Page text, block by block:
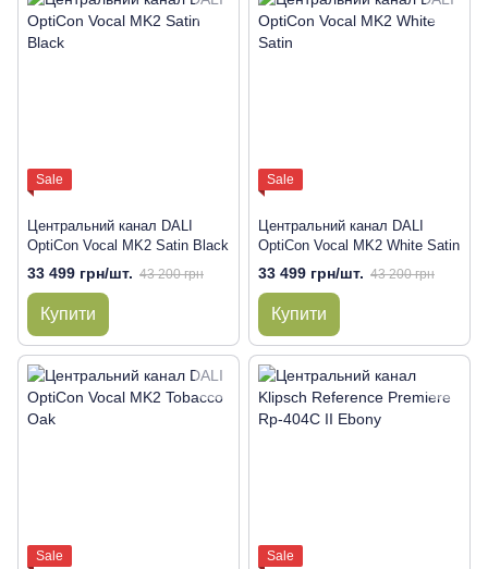
Sale
Центральний канал DALI
OptiCon Vocal MK2 Satin Black
33 499 грн/шт. 43 200 грн
Купити
Sale
Центральний канал DALI
OptiCon Vocal MK2 White Satin
33 499 грн/шт. 43 200 грн
Купити
Sale Sale